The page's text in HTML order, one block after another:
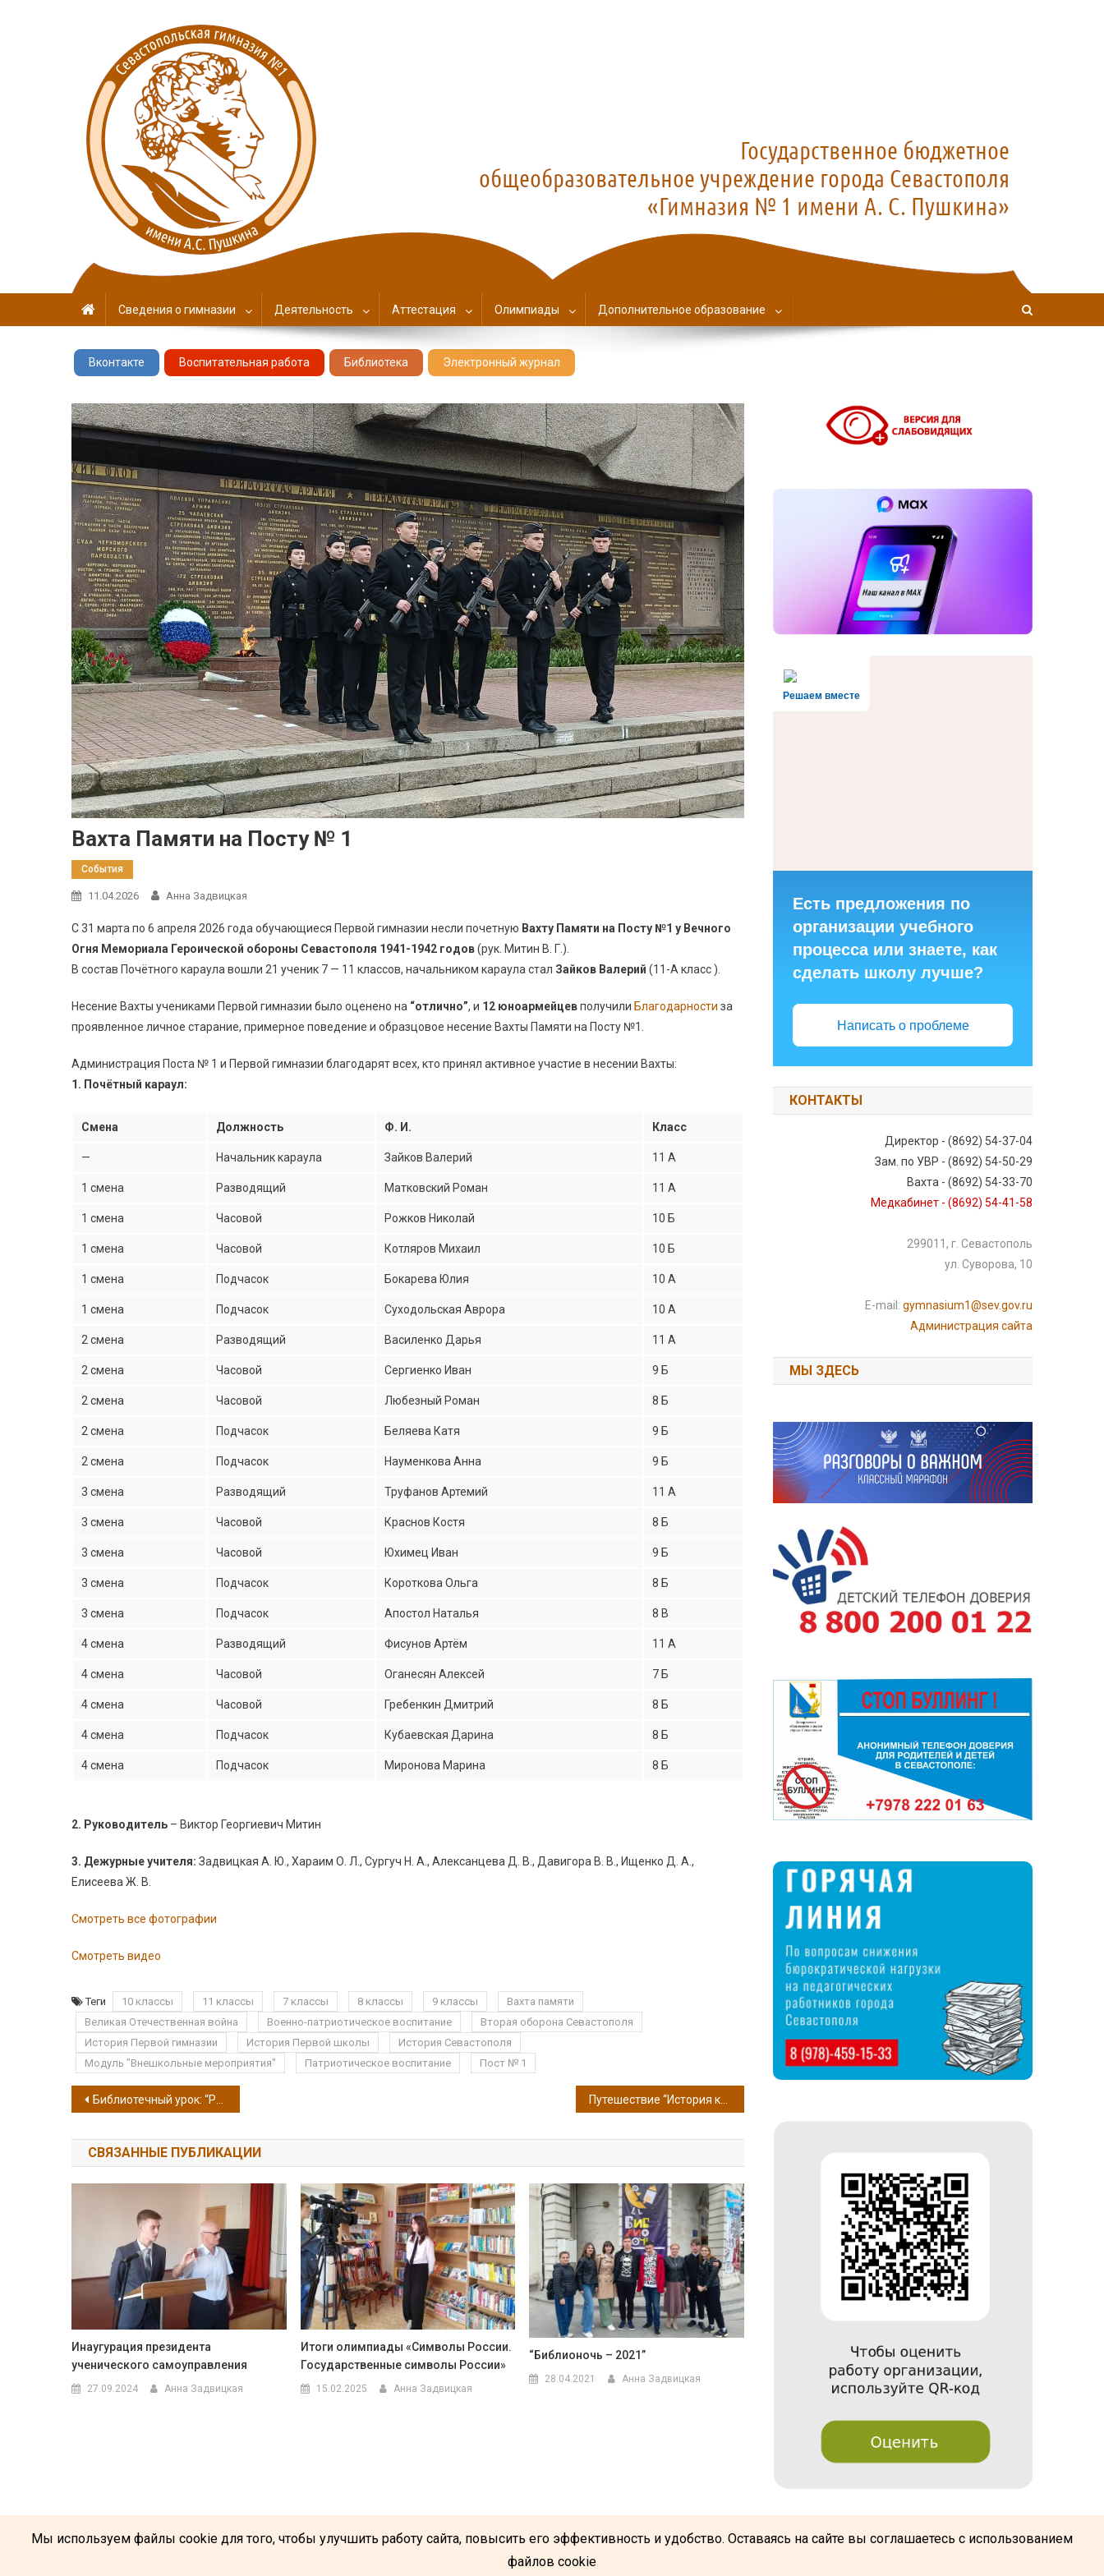
Севастопольская гимназия №1
имени А. С. Пушкина
Сведения о гимназии Деятельность Аттестация Олимпиады Дополнительное образование
Вконтакте Воспитательная работа Библиотека Электронный журнал
Вахта Памяти на Посту № 1
События
11.04.2026 Анна Задвицкая
С 31 марта по 6 апреля 2026 года обучающиеся Первой гимназии несли почетную Вахту Памяти на Посту №1 у Вечного
Огня Мемориала Героической обороны Севастополя 1941-1942 годов(рук. Митин В. Г.).
В состав Почётного караула вошли 21 ученик 7 — 11 классов, начальником караула стал Зайков Валерий (11-А класс ).
Несение Вахты учениками Первой гимназии было оценено на “отлично”, и 12 юноармейцевполучили Благодарности за
проявленное личное старание, примерное поведение и образцовое несение Вахты Памяти на Посту №1.
Администрация Поста № 1 и Первой гимназии благодарят всех, кто принял активное участие в несении Вахты:
1. Почётный караул:
Смена Должность Ф. И. Класс
— Начальник караула Зайков Валерий 11 А
1 смена Разводящий Матковский Роман 11 А
1 смена Часовой Рожков Николай 10 Б
1 смена Часовой Котляров Михаил 10 Б
1 смена Подчасок Бокарева Юлия 10 А
1 смена Подчасок Суходольская Аврора 10 А
2 смена Разводящий Василенко Дарья 11 А
2 смена Часовой Сергиенко Иван 9 Б
2 смена Часовой Любезный Роман 8 Б
2 смена Подчасок Беляева Катя 9 Б
2 смена Подчасок Науменкова Анна 9 Б
3 смена Разводящий Труфанов Артемий 11 А
3 смена Часовой Краснов Костя 8 Б
3 смена Часовой Юхимец Иван 9 Б
3 смена Подчасок Короткова Ольга 8 Б
3 смена Подчасок Апостол Наталья 8 В
4 смена Разводящий Фисунов Артём 11 А
4 смена Часовой Оганесян Алексей 7 Б
4 смена Часовой Гребенкин Дмитрий 8 Б
4 смена Подчасок Кубаевская Дарина 8 Б
4 смена Подчасок Миронова Марина 8 Б
2. Руководитель – Виктор Георгиевич Митин
3. Дежурные учителя: Задвицкая А. Ю., Хараим О. Л., Сургуч Н. А., Алексанцева Д. В., Давигора В. В., Ищенко Д. А.,
Елисеева Ж. В.
Смотреть все фотографии
Смотреть видео
Теги 10 классы 11 классы 7 классы 8 классы 9 классы
Вахта памяти
Великая Отечественная война
Военно-патриотическое воспитание
Вторая оборона Севастополя
История Первой гимназии
История Первой школы
История Севастополя
Модуль "Внешкольные мероприятия"
Патриотическое воспитание Пост № 1
Навигация по записям
Библиотечный урок: “Русские сказки”
СВЯЗАННЫЕ ПУБЛИКАЦИИ
Инаугурация президента
ученического самоуправления
27.09.2024 Анна Задвицкая
Итоги олимпиады «Символы России.
Государственные символы России»
15.02.2025 Анна Задвицкая
“Библионочь – 2021”
28.04.2021 Анна Задвицкая
Решаем вместе
Есть предложения по
организации учебного
процесса или знаете, как
сделать школу лучше?
Написать о проблеме
КОНТАКТЫ
Директор - (8692) 54-37-04
Зам. по УВР - (8692) 54-50-29
Вахта - (8692) 54-33-70
Медкабинет - (8692) 54-41-58
299011, г. Севастополь
ул. Суворова, 10
E-mail: gymnasium1@sev.gov.ru
Администрация сайта
МЫ ЗДЕСЬ
@
Мы используем файлы cookie для того, чтобы улучшить работу сайта, повысить его эффективность и удобство. Оставаясь на сайте вы соглашаетесь с использованием
файлов cookie